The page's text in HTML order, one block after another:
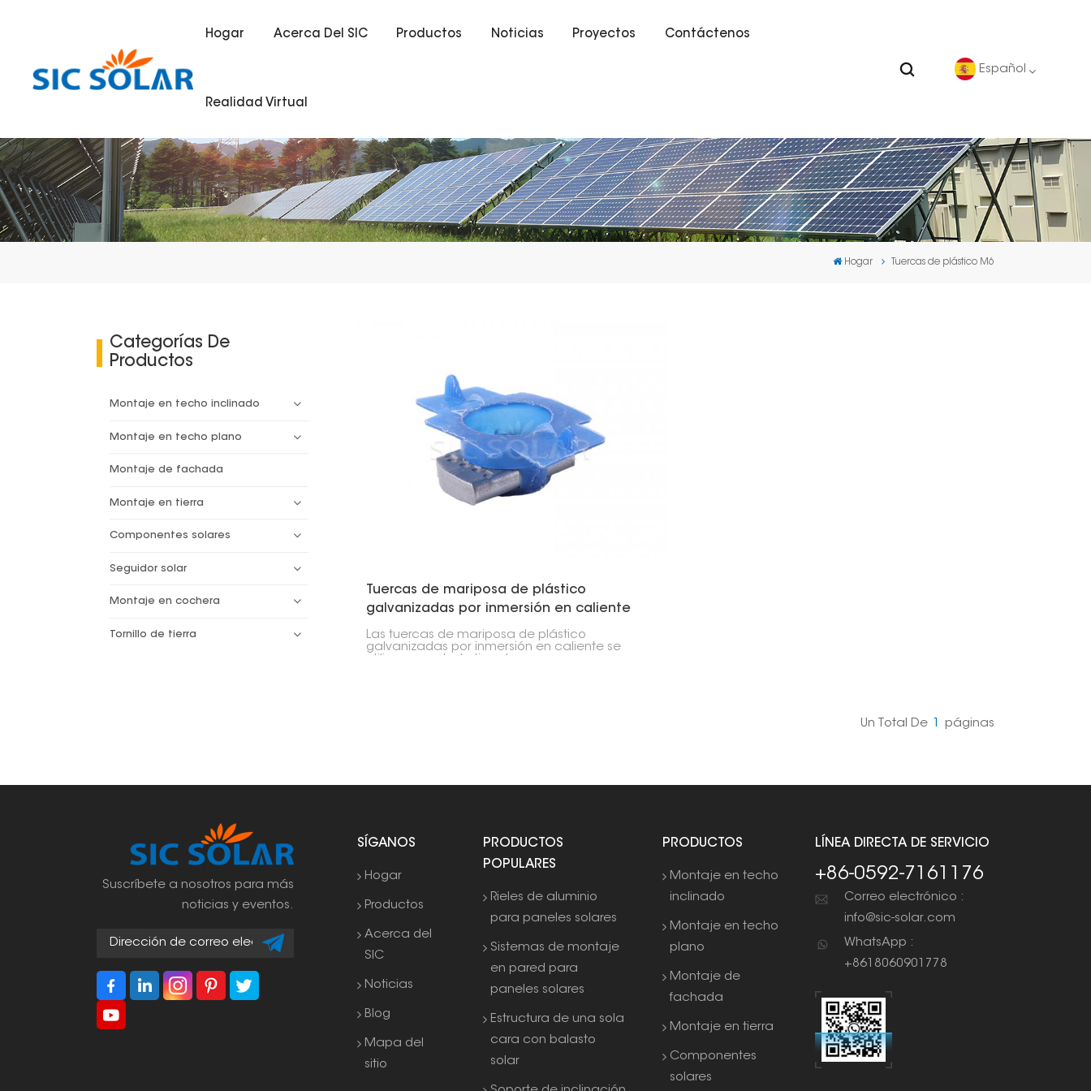
Hogar Acerca Del SIC Productos Noticias Proyectos Contáctenos
Realidad Virtual
Español
English
Deutsch
español
português
Hogar Tuercas de plástico M6
Categorías De
Productos
Montaje en techo inclinado
Montaje en techo plano
Montaje de fachada
Montaje en tierra
Componentes solares
Seguidor solar
Montaje en cochera
Tornillo de tierra
Tuercas de mariposa de plástico
galvanizadas por inmersión en caliente
Las tuercas de mariposa de plástico
galvanizadas por inmersión en caliente se
Un Total De
Páginas
Suscríbete a nosotros para más
noticias y eventos.
SÍGANOS
Hogar
Productos
Acerca del
SIC
Noticias
Blog
Mapa del
sitio
PRODUCTOS
POPULARES
Rieles de aluminio
para paneles solares
Sistemas de montaje
en pared para
paneles solares
Estructura de una sola
cara con balasto
solar
PRODUCTOS
Montaje en techo
inclinado
Montaje en techo
plano
Montaje de
fachada
Montaje en tierra
Componentes
solares
LÍNEA DIRECTA DE SERVICIO
+86-0592-7161176
Correo electrónico :
info@sic-solar.com
WhatsApp :
+8618060901778